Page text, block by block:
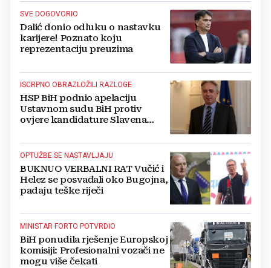
SVE DOGOVORIO
Dalić donio odluku o nastavku
karijere! Poznato koju
reprezentaciju preuzima
ISCRPNO OBRAZLOŽILI RAZLOGE
HSP BiH podnio apelaciju
Ustavnom sudu BiH protiv
ovjere kandidature Slavena
OPTUŽBE SE NASTAVLJAJU
BUKNUO VERBALNI RAT Vučić i
Helez se posvađali oko Bugojna,
padaju teške riječi
MINISTAR FORTO POTVRDIO
BiH ponudila rješenje Europskoj
komisiji: Profesionalni vozači ne
mogu više čekati